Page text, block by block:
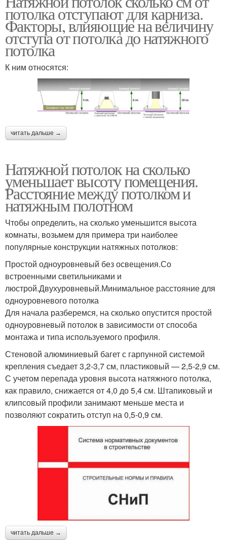
потолка отступают для карниза.
Факторы, влияющие на величину
отступа от потолка до натяжного
потолка
К ним относятся:
читать дальше →
Натяжной потолок на сколько
уменьшает высоту помещения.
Расстояние между потолком и
натяжным полотном
Чтобы определить, на сколько уменьшится высота
комнаты, возьмем для примера три наиболее
популярные конструкции натяжных потолков:
Простой одноуровневый без освещения.Со
встроенными светильниками и
люстрой.Двухуровневый.Минимальное расстояние для
одноуровневого потолка
Для начала разберемся, на сколько опустится простой
одноуровневый потолок в зависимости от способа
монтажа и типа используемого профиля.
Стеновой алюминиевый багет с гарпунной системой
крепления съедает 3,2-3,7 см, пластиковый — 2,5-2,9 см.
С учетом перепада уровня высота натяжного потолка,
как правило, снижается от 4,0 до 5,4 см. Штапиковый и
клипсовый профили занимают меньше места и
позволяют сократить отступ на 0,5-0,9 см.
читать дальше →